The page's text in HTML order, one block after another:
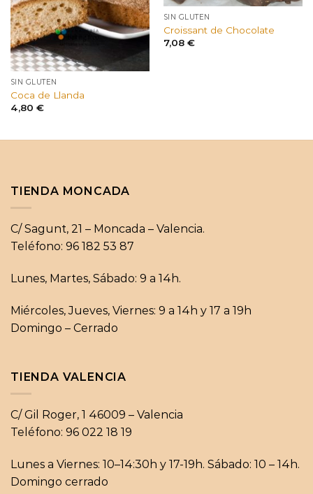
SIN GLUTEN
Coca de Llanda
4,80 €
SIN GLUTEN
Croissant de Chocolate
7,08 €
TIENDA MONCADA
C/ Sagunt, 21 – Moncada – Valencia.
Teléfono: 96 182 53 87
Lunes, Martes, Sábado: 9 a 14h.
Miércoles, Jueves, Viernes: 9 a 14h y 17 a 19h
Domingo – Cerrado
TIENDA VALENCIA
C/ Gil Roger, 1 46009 – Valencia
Teléfono: 96 022 18 19
Lunes a Viernes: 10–14:30h y 17-19h. Sábado: 10 – 14h.
Domingo cerrado